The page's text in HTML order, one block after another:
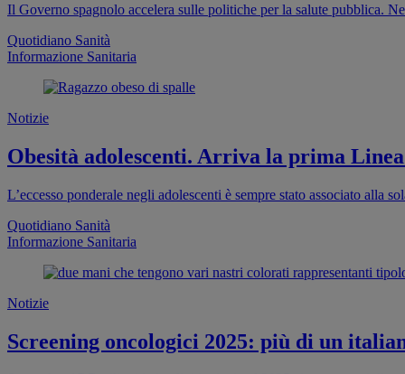
Il Governo spagnolo accelera sulle politiche per la salute pubblica.
Quotidiano Sanità
Informazione Sanitaria
Notizie
Obesità adolescenti. Arriva la prima
L’eccesso ponderale negli adolescenti è sempre stato associato
Quotidiano Sanità
Informazione Sanitaria
Notizie
Screening oncologici 2025: più di un